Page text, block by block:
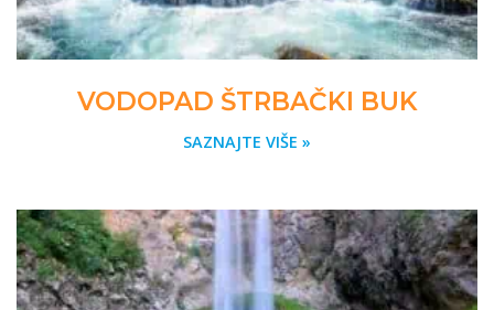
VODOPAD ŠTRBAČKI BUK
SAZNAJTE VIŠE »